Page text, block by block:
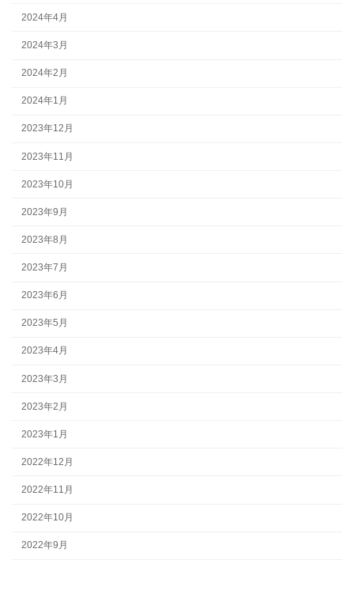
2024年4月
2024年3月
2024年2月
2024年1月
2023年12月
2023年11月
2023年10月
2023年9月
2023年8月
2023年7月
2023年6月
2023年5月
2023年4月
2023年3月
2023年2月
2023年1月
2022年12月
2022年11月
2022年10月
2022年9月